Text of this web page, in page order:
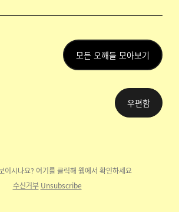
모든 오깨들 모아보기
우편함
이시나요? 여기를 클릭해 웹에서 확인하세요
수신거부 Unsubscribe